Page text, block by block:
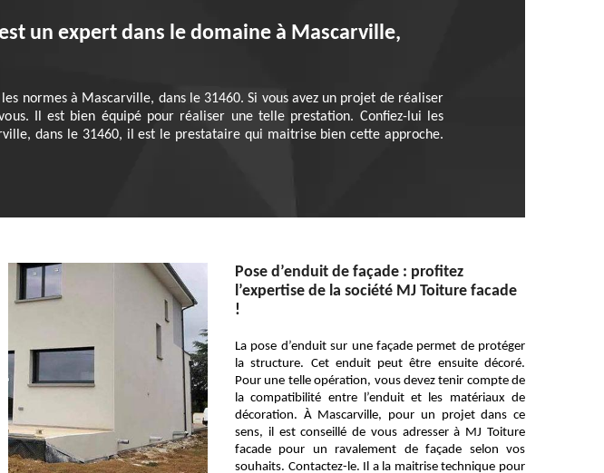
un expert dans le domaine à Mascarville,
normes à Mascarville, dans le 31460. Si vous avez un projet de réaliser
Il est bien équipé pour réaliser une telle prestation. Confiez-lui les
dans le 31460, il est le prestataire qui maitrise bien cette approche.
Pose d’enduit de façade : profitez
l’expertise de la société MJ Toiture facade
!
La pose d’enduit sur une façade permet de protéger
la structure. Cet enduit peut être ensuite décoré.
Pour une telle opération, vous devez tenir compte de
la compatibilité entre l’enduit et les matériaux de
décoration. À Mascarville, pour un projet dans ce
sens, il est conseillé de vous adresser à MJ Toiture
facade pour un ravalement de façade selon vos
souhaits. Contactez-le. Il a la maitrise technique pour